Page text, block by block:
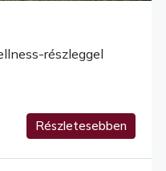
részleggel
Részletesebben